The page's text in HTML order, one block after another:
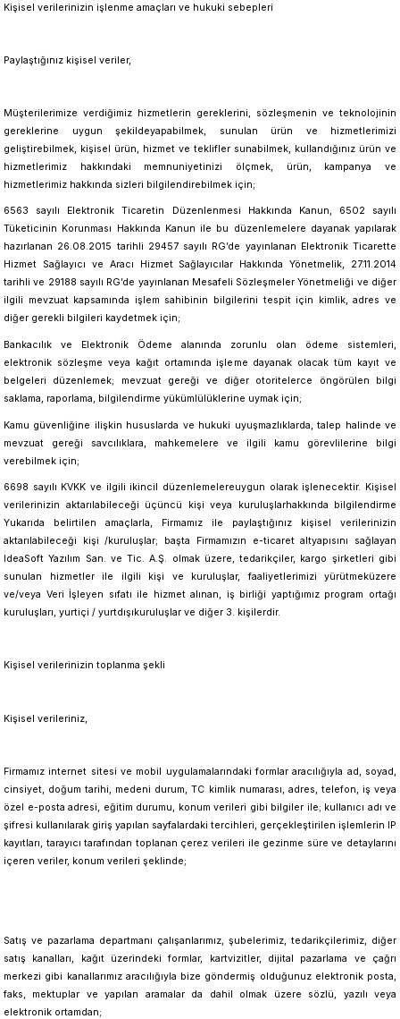
Kişisel verilerinizin işlenme amaçları ve hukuki sebepleri
Paylaştığınız kişisel veriler,
Müşterilerimize verdiğimiz hizmetlerin gereklerini, sözleşmenin ve teknolojinin
gereklerine uygun şekildeyapabilmek, sunulan ürün ve hizmetlerimizi
geliştirebilmek, kişisel ürün, hizmet ve teklifler sunabilmek, kullandığınız ürün ve
hizmetlerimiz hakkındaki memnuniyetinizi ölçmek, ürün, kampanya ve
hizmetlerimiz hakkında sizleri bilgilendirebilmek için;
6563 sayılı Elektronik Ticaretin Düzenlenmesi Hakkında Kanun, 6502 sayılı
Tüketicinin Korunması Hakkında Kanun ile bu düzenlemelere dayanak yapılarak
hazırlanan 26.08.2015 tarihli 29457 sayılı RG’de yayınlanan Elektronik Ticarette
Hizmet Sağlayıcı ve Aracı Hizmet Sağlayıcılar Hakkında Yönetmelik, 27.11.2014
tarihli ve 29188 sayılı RG’de yayınlanan Mesafeli Sözleşmeler Yönetmeliği ve diğer
ilgili mevzuat kapsamında işlem sahibinin bilgilerini tespit için kimlik, adres ve
diğer gerekli bilgileri kaydetmek için;
Bankacılık ve Elektronik Ödeme alanında zorunlu olan ödeme sistemleri,
elektronik sözleşme veya kağıt ortamında işleme dayanak olacak tüm kayıt ve
belgeleri düzenlemek; mevzuat gereği ve diğer otoritelerce öngörülen bilgi
saklama, raporlama, bilgilendirme yükümlülüklerine uymak için;
Kamu güvenliğine ilişkin hususlarda ve hukuki uyuşmazlıklarda, talep halinde ve
mevzuat gereği savcılıklara, mahkemelere ve ilgili kamu görevlilerine bilgi
verebilmek için;
6698 sayılı KVKK ve ilgili ikincil düzenlemelereuygun olarak işlenecektir. Kişisel
verilerinizin aktarılabileceği üçüncü kişi veya kuruluşlarhakkında bilgilendirme
Yukarıda belirtilen amaçlarla, Firmamız ile paylaştığınız kişisel verilerinizin
aktarılabileceği kişi /kuruluşlar; başta Firmamızın e-ticaret altyapısını sağlayan
IdeaSoft Yazılım San. ve Tic. A.Ş. olmak üzere, tedarikçiler, kargo şirketleri gibi
sunulan hizmetler ile ilgili kişi ve kuruluşlar, faaliyetlerimizi yürütmeküzere
ve/veya Veri İşleyen sıfatı ile hizmet alınan, iş birliği yaptığımız program ortağı
kuruluşları, yurtiçi / yurtdışıkuruluşlar ve diğer 3. kişilerdir.
Kişisel verilerinizin toplanma şekli
Kişisel verileriniz,
Firmamız internet sitesi ve mobil uygulamalarındaki formlar aracılığıyla ad, soyad,
cinsiyet, doğum tarihi, medeni durum, TC kimlik numarası, adres, telefon, iş veya
özel e-posta adresi, eğitim durumu, konum verileri gibi bilgiler ile; kullanıcı adı ve
şifresi kullanılarak giriş yapılan sayfalardaki tercihleri, gerçekleştirilen işlemlerin IP
kayıtları, tarayıcı tarafından toplanan çerez verileri ile gezinme süre ve detaylarını
içeren veriler, konum verileri şeklinde;
Satış ve pazarlama departmanı çalışanlarımız, şubelerimiz, tedarikçilerimiz, diğer
satış kanalları, kağıt üzerindeki formlar, kartvizitler, dijital pazarlama ve çağrı
merkezi gibi kanallarımız aracılığıyla bize göndermiş olduğunuz elektronik posta,
faks, mektuplar ve yapılan aramalar da dahil olmak üzere sözlü, yazılı veya
elektronik ortamdan;